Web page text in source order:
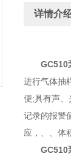
详情介
GC510
进行气体抽
便;具有声
记录的报警
应，、、体
GC510